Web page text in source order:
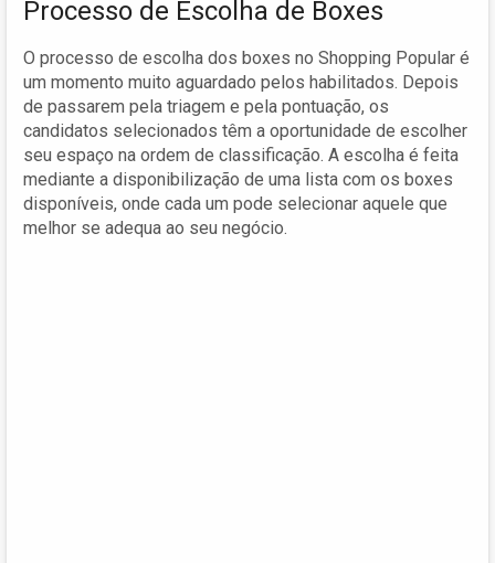
Processo de Escolha de Boxes
O processo de escolha dos boxes no Shopping Popular é
um momento muito aguardado pelos habilitados. Depois
de passarem pela triagem e pela pontuação, os
candidatos selecionados têm a oportunidade de escolher
seu espaço na ordem de classificação. A escolha é feita
mediante a disponibilização de uma lista com os boxes
disponíveis, onde cada um pode selecionar aquele que
melhor se adequa ao seu negócio.